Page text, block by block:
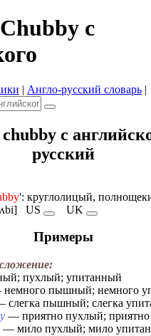
с
| Англо-русский словарь |
с
русский
': круглолицый,
US UK
Примеры
пухлый; упитанный
пышный; немного
слегка пышный; слегка
— приятно пухлый;
— мило пухлый; мило